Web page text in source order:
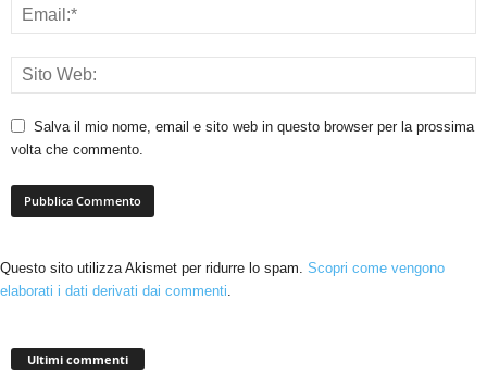
Salva il mio nome, email e sito web in questo browser per la prossima
volta che commento.
Questo sito utilizza Akismet per ridurre lo spam. Scopri come vengono
elaborati i dati derivati dai commenti
Ultimi commenti